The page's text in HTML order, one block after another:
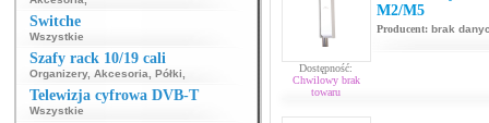
Switche
Wszystkie
Szafy rack 10/19 cali
Organizery, Akcesoria Półki
Telewizja cyfrowa DVB-T
Wszystkie
Dostępność:
Chwilowy brak
towaru
M2/M5
Producent: brak